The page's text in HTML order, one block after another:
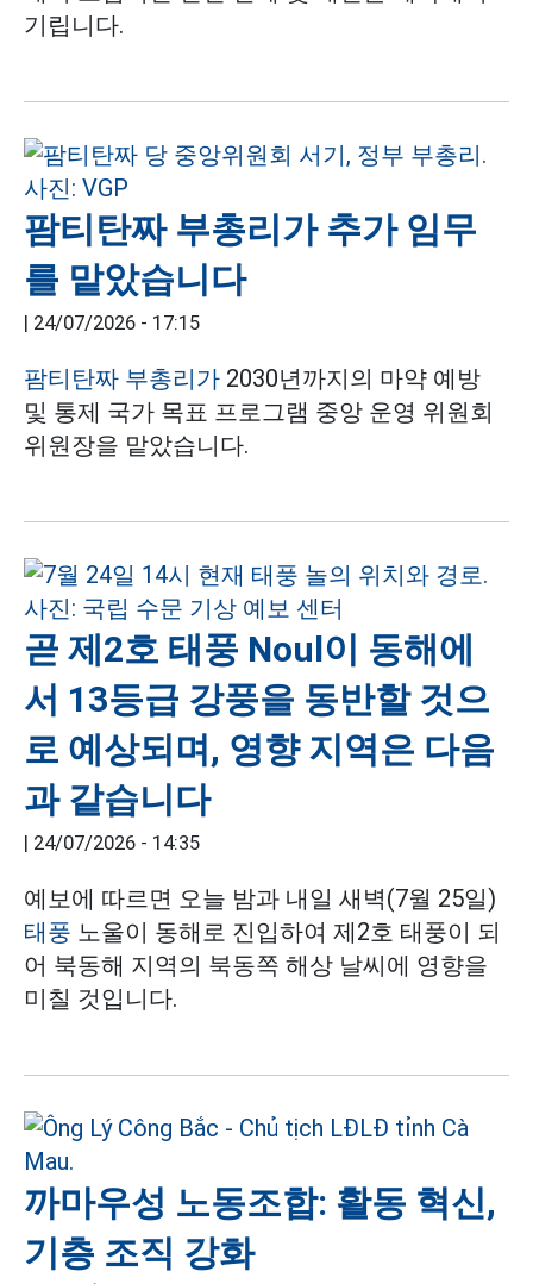
기립니다.
팜티탄짜 부총리가 추가 임무
를 맡았습니다
| 24/07/2026 - 17:15
팜티탄짜 부총리가 2030년까지의 마약 예방
및 통제 국가 목표 프로그램 중앙 운영 위원회
위원장을 맡았습니다.
곧 제2호 태풍 Noul이 동해에
서 13등급 강풍을 동반할 것으
로 예상되며, 영향 지역은 다음
과 같습니다
| 24/07/2026 - 14:35
예보에 따르면 오늘 밤과 내일 새벽(7월 25일)
태풍 노울이 동해로 진입하여 제2호 태풍이 되
어 북동해 지역의 북동쪽 해상 날씨에 영향을
미칠 것입니다.
까마우성 노동조합: 활동 혁신,
기층 조직 강화